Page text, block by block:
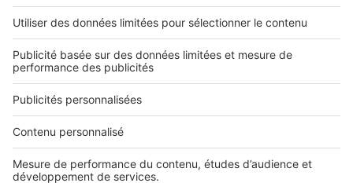
2 rue des Italiens 75009 Paris
01 53 38 80 00